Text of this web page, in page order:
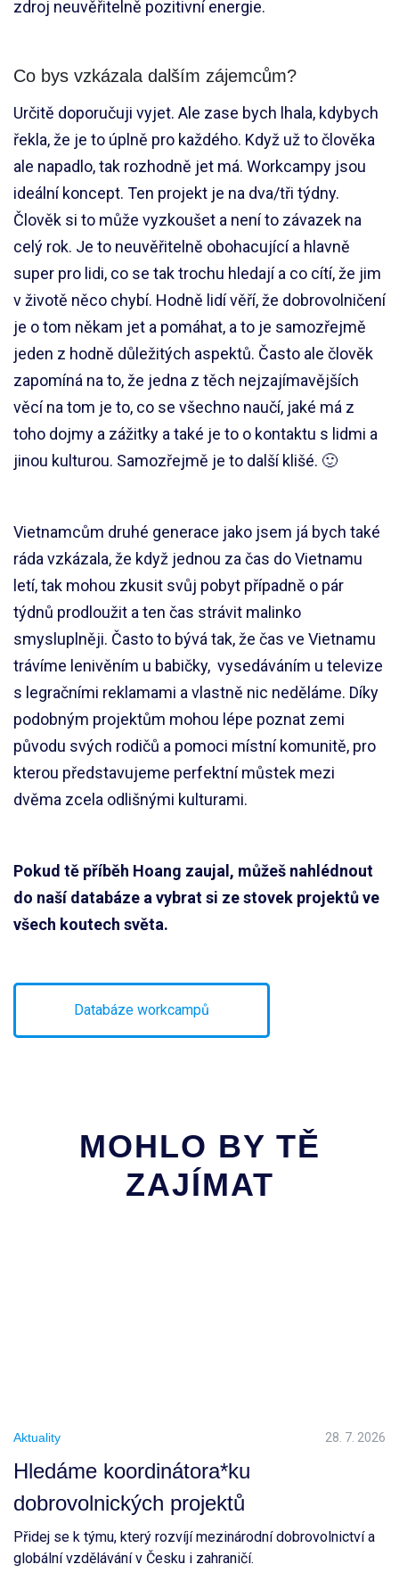
zdroj neuvěřitelně pozitivní energie.
Co bys vzkázala dalším zájemcům?
Určitě doporučuji vyjet. Ale zase bych lhala, kdybych
řekla, že je to úplně pro každého. Když už to člověka
ale napadlo, tak rozhodně jet má. Workcampy jsou
ideální koncept. Ten projekt je na dva/tři týdny.
Člověk si to může vyzkoušet a není to závazek na
celý rok. Je to neuvěřitelně obohacující a hlavně
super pro lidi, co se tak trochu hledají a co cítí, že jim
v životě něco chybí. Hodně lidí věří, že dobrovolničení
je o tom někam jet a pomáhat, a to je samozřejmě
jeden z hodně důležitých aspektů. Často ale člověk
zapomíná na to, že jedna z těch nejzajímavějších
věcí na tom je to, co se všechno naučí, jaké má z
toho dojmy a zážitky a také je to o kontaktu s lidmi a
jinou kulturou. Samozřejmě je to další klišé. 🙂
Vietnamcům druhé generace jako jsem já bych také
ráda vzkázala, že když jednou za čas do Vietnamu
letí, tak mohou zkusit svůj pobyt případně o pár
týdnů prodloužit a ten čas strávit malinko
smysluplněji. Často to bývá tak, že čas ve Vietnamu
trávíme lenivěním u babičky, vysedáváním u televize
s legračními reklamami a vlastně nic neděláme. Díky
podobným projektům mohou lépe poznat zemi
původu svých rodičů a pomoci místní komunitě, pro
kterou představujeme perfektní můstek mezi
dvěma zcela odlišnými kulturami.
Pokud tě příběh Hoang zaujal, můžeš nahlédnout
do naší databáze a vybrat si ze stovek projektů ve
všech koutech světa.
Databáze workcampů
MOHLO BY TĚ
ZAJÍMAT
Aktuality 28. 7. 2026
Hledáme koordinátora*ku
dobrovolnických projektů
Přidej se k týmu, který rozvíjí mezinárodní dobrovolnictví a
globální vzdělávání v Česku i zahraničí.